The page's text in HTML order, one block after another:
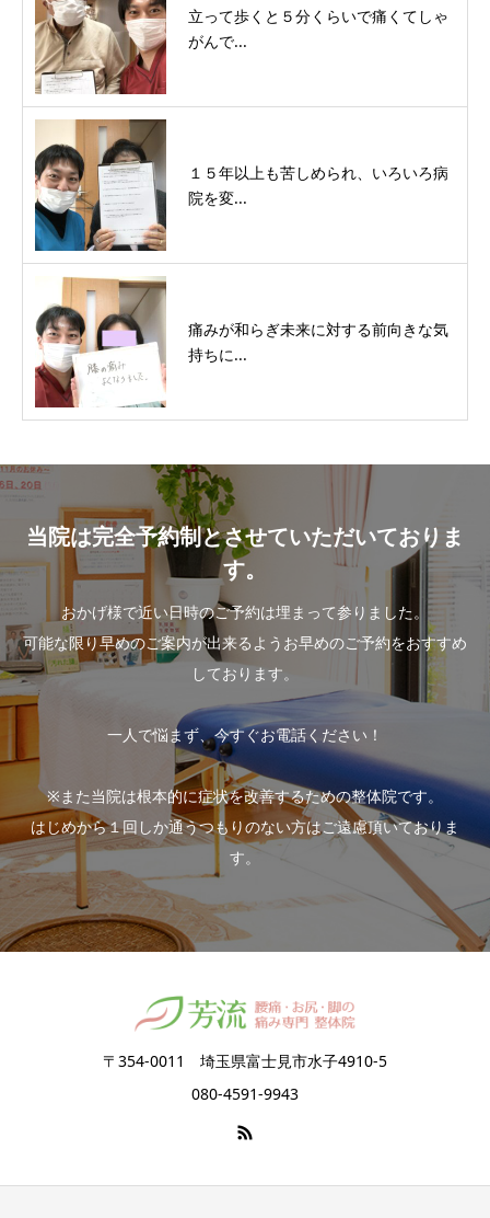
立って歩くと５分くらいで痛くてしゃ
がんで...
１５年以上も苦しめられ、いろいろ病
院を変...
痛みが和らぎ未来に対する前向きな気
持ちに...
当院は完全予約制とさせていただいておりま
す。
おかげ様で近い日時のご予約は埋まって参りました。
可能な限り早めのご案内が出来るようお早めのご予約をおすすめ
しております。
一人で悩まず、今すぐお電話ください！
※また当院は根本的に症状を改善するための整体院です。
はじめから１回しか通うつもりのない方はご遠慮頂いておりま
す。
〒354-0011 埼玉県富士見市水子4910-5
080-4591-9943